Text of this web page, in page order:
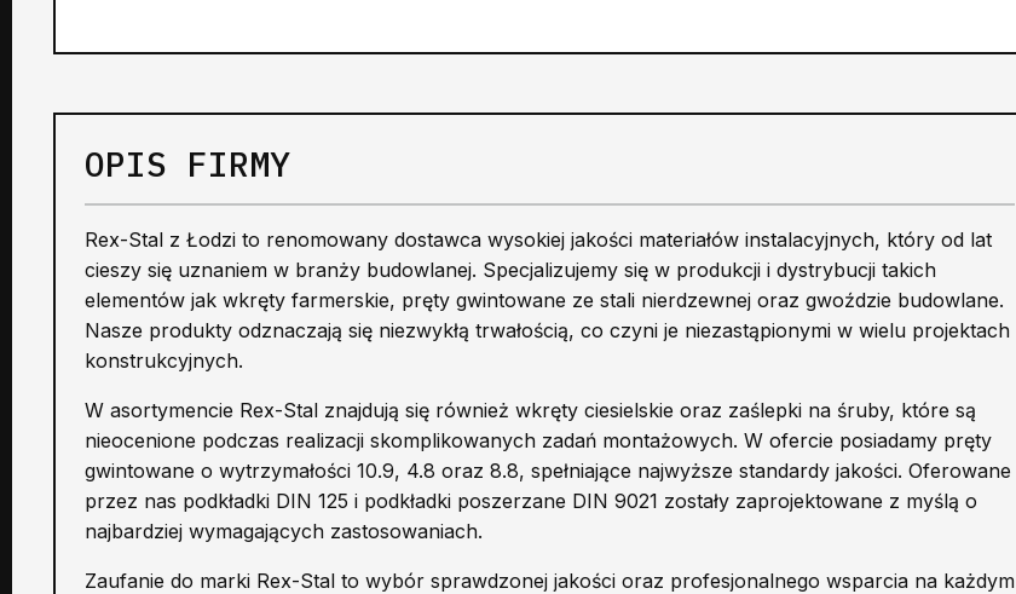
OPIS FIRMY
Rex-Stal z Łodzi to renomowany dostawca wysokiej jakości materiałów instalacyjnych, który od lat
cieszy się uznaniem w branży budowlanej. Specjalizujemy się w produkcji i dystrybucji takich
elementów jak wkręty farmerskie, pręty gwintowane ze stali nierdzewnej oraz gwoździe budowlane.
Nasze produkty odznaczają się niezwykłą trwałością, co czyni je niezastąpionymi w wielu projektach
konstrukcyjnych.
W asortymencie Rex-Stal znajdują się również wkręty ciesielskie oraz zaślepki na śruby, które są
nieocenione podczas realizacji skomplikowanych zadań montażowych. W ofercie posiadamy pręty
gwintowane o wytrzymałości 10.9, 4.8 oraz 8.8, spełniające najwyższe standardy jakości. Oferowane
przez nas podkładki DIN 125 i podkładki poszerzane DIN 9021 zostały zaprojektowane z myślą o
najbardziej wymagających zastosowaniach.
Zaufanie do marki Rex-Stal to wybór sprawdzonej jakości oraz profesjonalnego wsparcia na każdym